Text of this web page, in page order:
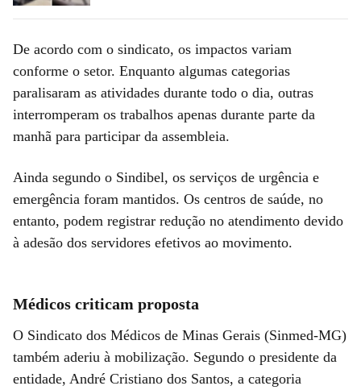
De acordo com o sindicato, os impactos variam
conforme o setor. Enquanto algumas categorias
paralisaram as atividades durante todo o dia, outras
interromperam os trabalhos apenas durante parte da
manhã para participar da assembleia.
Ainda segundo o Sindibel, os serviços de urgência e
emergência foram mantidos. Os centros de saúde, no
entanto, podem registrar redução no atendimento devido
à adesão dos servidores efetivos ao movimento.
Médicos criticam proposta
O Sindicato dos Médicos de Minas Gerais (Sinmed-MG)
também aderiu à mobilização. Segundo o presidente da
entidade, André Cristiano dos Santos, a categoria